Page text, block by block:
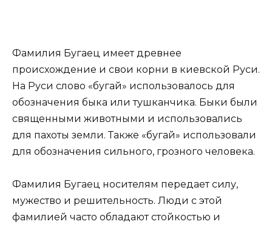
Фамилия Бугаец имеет древнее
происхождение и свои корни в киевской Руси.
На Руси слово «бугай» использовалось для
обозначения быка или тушканчика. Быки были
священными животными и использовались
для пахоты земли. Также «бугай» использовали
для обозначения сильного, грозного человека.
Фамилия Бугаец носителям передает силу,
мужество и решительность. Люди с этой
фамилией часто обладают стойкостью и